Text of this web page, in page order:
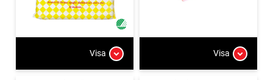
Visa Visa